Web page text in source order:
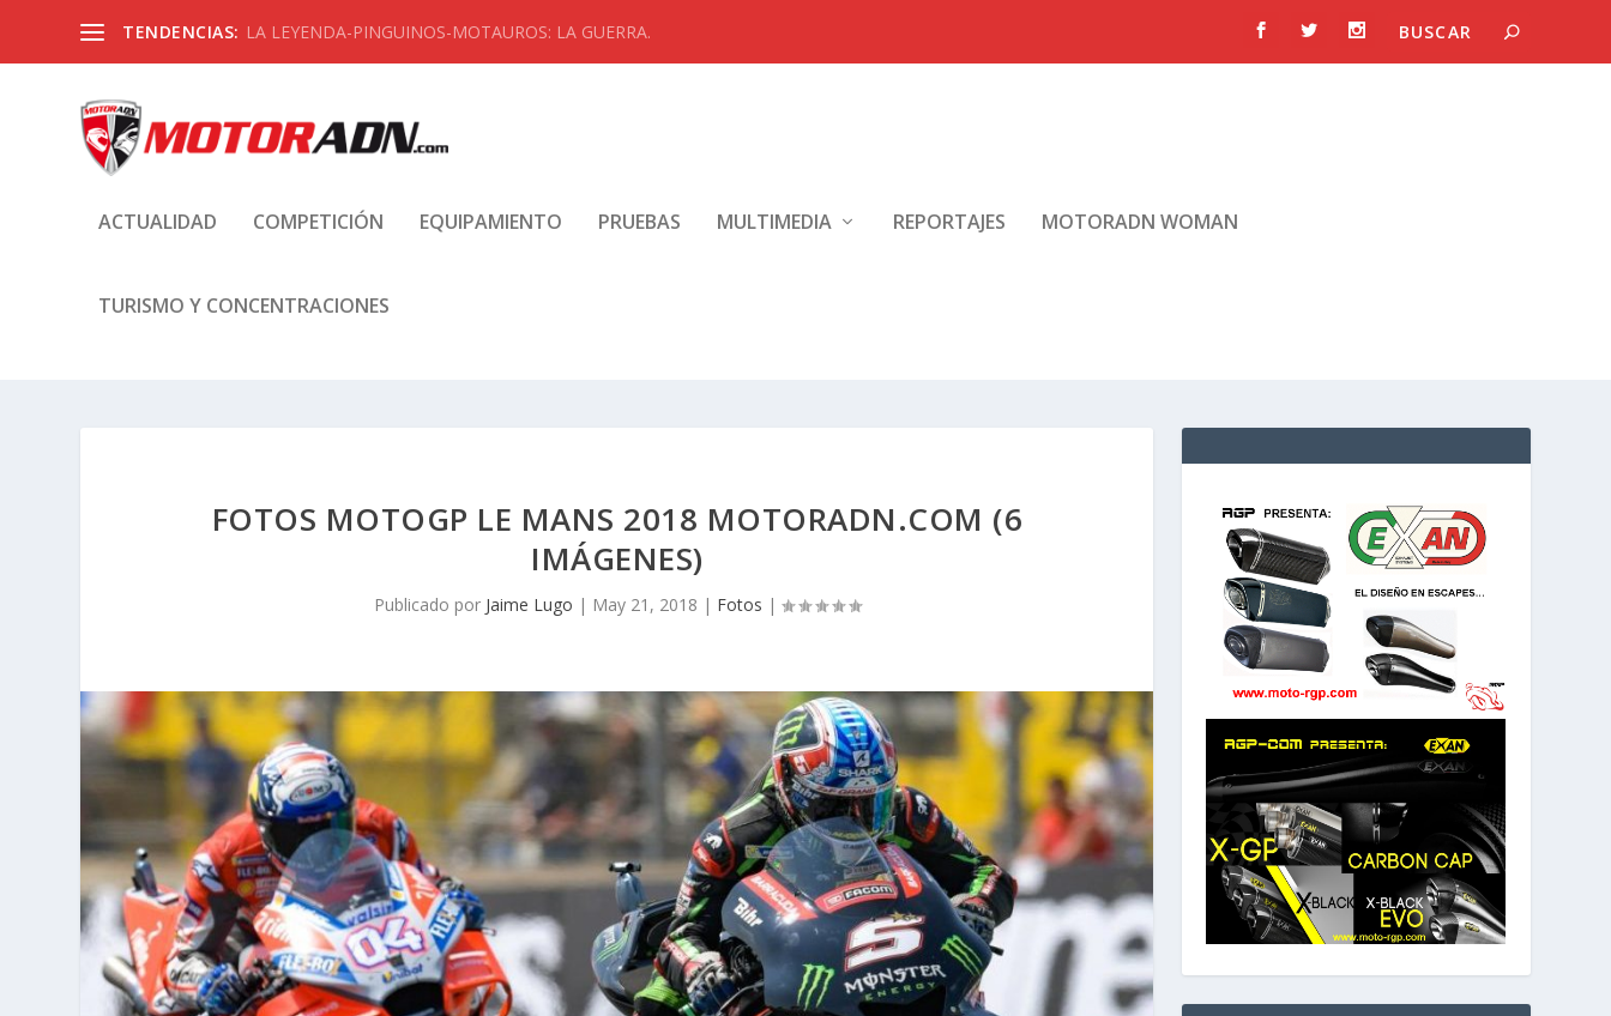
TENDENCIAS: LA LEYENDA-PINGUINOS-MOTAUROS: LA GUERRA.
ACTUALIDAD COMPETICIÓN EQUIPAMIENTO PRUEBAS MULTIMEDIA REPORTAJES MOTORADN WOMAN
TURISMO Y CONCENTRACIONES
FOTOS MOTOGP LE MANS 2018 MOTORADN.COM (6
IMÁGENES)
Publicado por Jaime Lugo | May 21, 2018 | Fotos |